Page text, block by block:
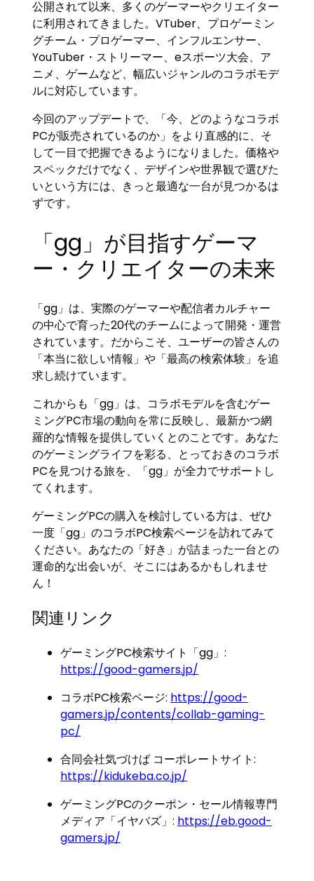
公開されて以来、多くのゲーマーやクリエイター
に利用されてきました。VTuber、プロゲーミン
グチーム・プロゲーマー、インフルエンサー、
YouTuber・ストリーマー、eスポーツ大会、ア
ニメ、ゲームなど、幅広いジャンルのコラボモデ
ルに対応しています。
今回のアップデートで、「今、どのようなコラボ
PCが販売されているのか」をより直感的に、そ
して一目で把握できるようになりました。価格や
スペックだけでなく、デザインや世界観で選びた
いという方には、きっと最適な一台が見つかるは
ずです。
「gg」が目指すゲーマ
ー・クリエイターの未来
「gg」は、実際のゲーマーや配信者カルチャー
の中心で育った20代のチームによって開発・運営
されています。だからこそ、ユーザーの皆さんの
「本当に欲しい情報」や「最高の検索体験」を追
求し続けています。
これからも「gg」は、コラボモデルを含むゲー
ミングPC市場の動向を常に反映し、最新かつ網
羅的な情報を提供していくとのことです。あなた
のゲーミングライフを彩る、とっておきのコラボ
PCを見つける旅を、「gg」が全力でサポートし
てくれます。
ゲーミングPCの購入を検討している方は、ぜひ
一度「gg」のコラボPC検索ページを訪れてみて
ください。あなたの「好き」が詰まった一台との
運命的な出会いが、そこにはあるかもしれませ
ん！
関連リンク
ゲーミングPC検索サイト「gg」:
https://good-gamers.jp/
コラボPC検索ページ: https://good-
gamers.jp/contents/collab-gaming-
pc/
合同会社気づけば コーポレートサイト:
https://kidukeba.co.jp/
ゲーミングPCのクーポン・セール情報専門
メディア「イヤバズ」: https://eb.good-
gamers.jp/